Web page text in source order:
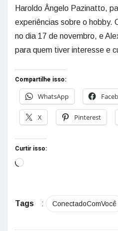
Haroldo Ângelo Pazinatto,
experiências sobre o hobby.
no dia 17 de novembro, e
para quem tiver interesse e
Compartilhe isso:
WhatsApp
X Pinterest
Curtir isso:
Tags : ConectadoComVocê